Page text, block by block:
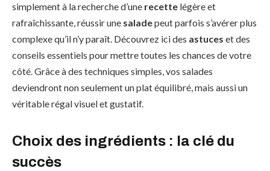
simplement à la recherche d’une recette légère et
rafraîchissante, réussir une saladepeut parfois s’avérer plus
complexe qu’il n’y paraît. Découvrez ici des astuces et des
conseils essentiels pour mettre toutes les chances de votre
côté. Grâce à des techniques simples, vos salades
deviendront non seulement un plat équilibré, mais aussi un
véritable régal visuel et gustatif.
Choix des ingrédients : la clé du
succès